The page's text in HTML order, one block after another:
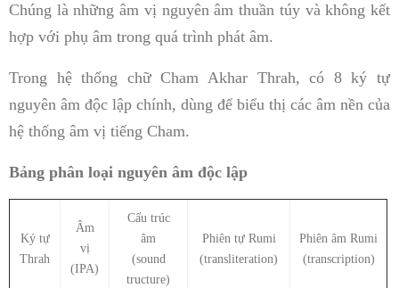
Chúng là những âm vị nguyên âm thuần túy và không kết
hợp với phụ âm trong quá trình phát âm.
Trong hệ thống chữ Cham Akhar Thrah, có 8 ký tự
nguyên âm độc lập chính, dùng để biểu thị các âm nền của
hệ thống âm vị tiếng Cham.
Bảng phân loại nguyên âm độc lập
Ký tự
Thrah
Âm
vị
(IPA)
Cấu trúc
âm
(sound
tructure)
Phiên tự Rumi
(transliteration)
Phiên âm Rumi
(transcription)